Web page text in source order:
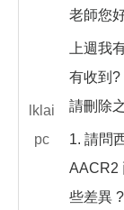
lklai
pc
老師您
上週我
有收到?
請刪除
1. 請問
AACR2
些差異 ?